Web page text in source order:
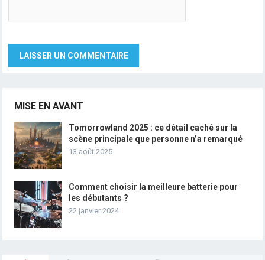
MISE EN AVANT
Tomorrowland 2025 : ce détail caché sur la
scène principale que personne n’a remarqué
13 août 2025
Comment choisir la meilleure batterie pour
les débutants ?
22 janvier 2024